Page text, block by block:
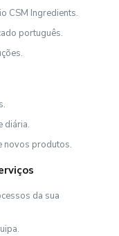
CSM Ingredients.
português.
diária.
novos produtos.
da sua